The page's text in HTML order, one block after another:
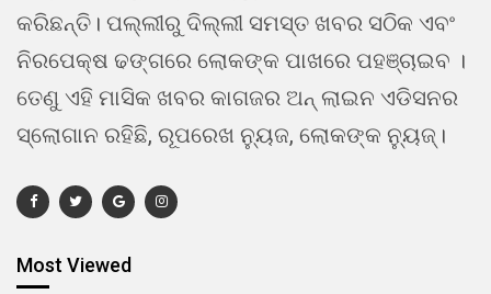
କରିଛନ୍ତି। ପଲ୍ଲୀରୁ ଦିଲ୍ଲୀ ସମସ୍ତ ଖବର ସଠିକ ଏବଂ
ନିରପେକ୍ଷ ଢଙ୍ଗରେ ଲୋକଙ୍କ ପାଖରେ ପହଞ୍ଚାଇବ ।
ତେଣୁ ଏହି ମାସିକ ଖବର କାଗଜର ଅନ୍ ଲାଇନ ଏଡିସନର
ସ୍ଲୋଗାନ ରହିଛି, ରୂପରେଖ ନ୍ୟୁଜ, ଲୋକଙ୍କ ନ୍ୟୁଜ୍।
Most Viewed